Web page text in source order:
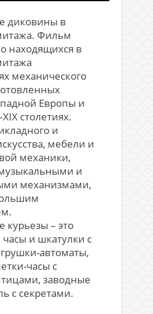
диковины в
Фильм
находящихся в
механического
Европы и
столетиях.
и
мебели и
механики,
и
механизмами,
курьезы – это
и шкатулки с
автоматы,
часы с
заводные
с секретами.